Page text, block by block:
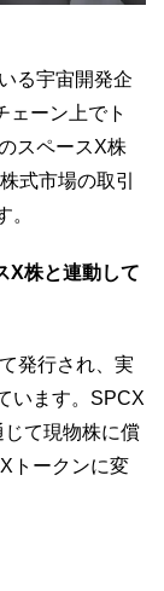
る宇宙開発企
ェーン上でト
スペースX株
式市場の取引
。
X株と連動して
発行され、実
います。SPCX
て現物株に償
トークンに変